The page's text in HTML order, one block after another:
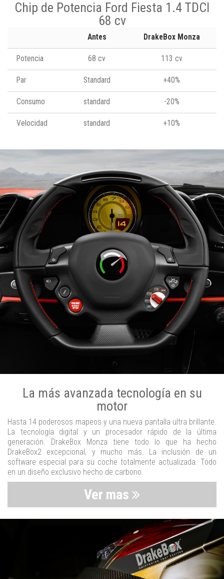
Chip de Potencia Ford Fiesta 1.4 TDCI
68 cv
Antes DrakeBox Monza
Potencia 68 cv 113 cv
Par Standard +40%
Consumo standard -20%
Velocidad standard +10%
La más avanzada tecnología en su
motor
Hasta 14 poderosos mapeos y una nueva pantalla ultra brillante.
La tecnología digital y un procesador rápido de la última
generación. DrakeBox Monza tiene todo lo que ha hecho
DrakeBox2 excepcional, y mucho más. La inclusión de un
software especial para su coche totalmente actualizada. Todo
en un diseño exclusivo hecho de carbono.
Ver mas